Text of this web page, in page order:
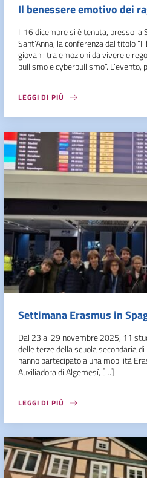
Il benessere emotivo dei
Il 16 dicembre si è tenuta, presso la
Sant’Anna, la conferenza dal titolo
giovani: tra emozioni da vivere e
bullismo e cyberbullismo”.
LEGGI DI PIÙ
Settimana Erasmus in
Dal 23 al 29 novembre 2025, 11
delle terze della scuola secondaria di
hanno partecipato a una mobilità
Auxiliadora di Algemesí, […]
LEGGI DI PIÙ